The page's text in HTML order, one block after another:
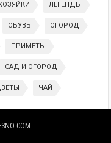
ЛЕГЕНДЫ
ОБУВЬ ОГОРОД
ПРИМЕТЫ
САД И ОГОРОД
ЧАЙ